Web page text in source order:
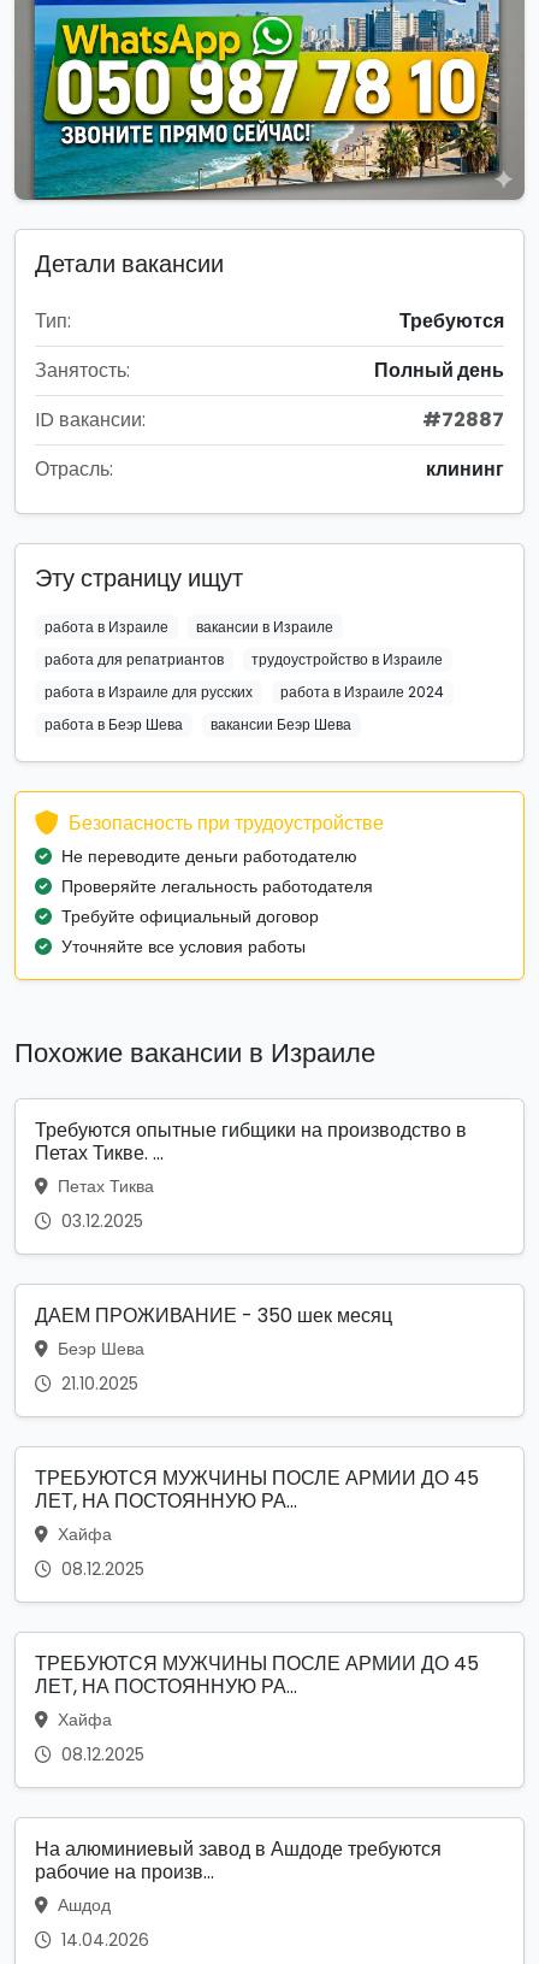
Детали вакансии
Тип:
Требуются
Занятость:
Полный день
ID вакансии:
#72887
Отрасль:
клининг
Эту страницу ищут
работа в Израиле
вакансии в Израиле
работа для репатриантов
трудоустройство в Израиле
работа в Израиле для русских
работа в Израиле 2024
работа в Беэр Шева
вакансии Беэр Шева
Безопасность при трудоустройстве
Не переводите деньги работодателю
Проверяйте легальность работодателя
Требуйте официальный договор
Уточняйте все условия работы
Похожие вакансии в Израиле
Требуются опытные гибщики на производство в
Петах Тикве. ...
Петах Тиква
03.12.2025
ДАЕМ ПРОЖИВАНИЕ - 350 шек месяц
Беэр Шева
21.10.2025
ТРЕБУЮТСЯ МУЖЧИНЫ ПОСЛЕ АРМИИ ДО 45
ЛЕТ, НА ПОСТОЯННУЮ РА...
Хайфа
08.12.2025
ТРЕБУЮТСЯ МУЖЧИНЫ ПОСЛЕ АРМИИ ДО 45
ЛЕТ, НА ПОСТОЯННУЮ РА...
Хайфа
08.12.2025
На алюминиевый завод в Ашдоде требуются
рабочие на произв...
Ашдод
14.04.2026